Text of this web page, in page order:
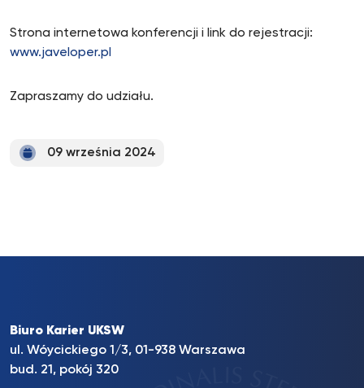
Strona internetowa konferencji i link do rejestracji:
www.javeloper.pl
Zapraszamy do udziału.
09 września 2024
Biuro Karier UKSW
ul. Wóycickiego 1/3, 01-938 Warszawa
bud. 21, pokój 320